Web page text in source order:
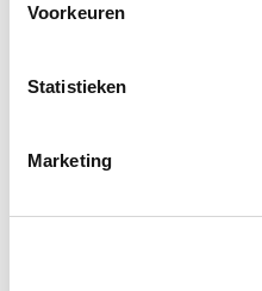
Voorkeuren
Statistieken
Marketing
Tijdens deze
jezelf, bijvoorbeeld:
Wat zijn
Wat helpt jou
beslissingen te